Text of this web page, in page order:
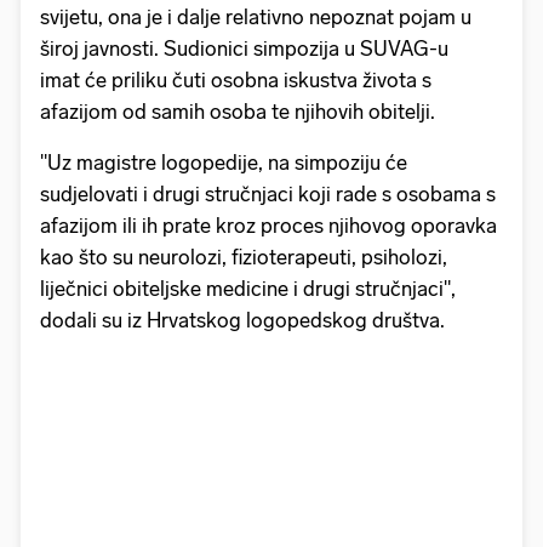
svijetu, ona je i dalje relativno nepoznat pojam u
široj javnosti. Sudionici simpozija u SUVAG-u
imat će priliku čuti osobna iskustva života s
afazijom od samih osoba te njihovih obitelji.
"Uz magistre logopedije, na simpoziju će
sudjelovati i drugi stručnjaci koji rade s osobama s
afazijom ili ih prate kroz proces njihovog oporavka
kao što su neurolozi, fizioterapeuti, psiholozi,
liječnici obiteljske medicine i drugi stručnjaci",
dodali su iz Hrvatskog logopedskog društva.